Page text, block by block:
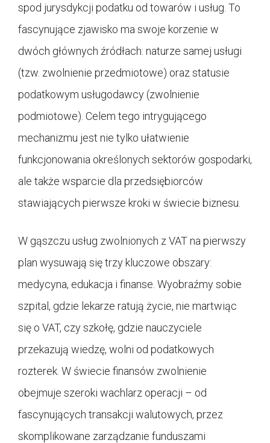
spod jurysdykcji podatku od towarów i usług. To
fascynujące zjawisko ma swoje korzenie w
dwóch głównych źródłach: naturze samej usługi
(tzw. zwolnienie przedmiotowe) oraz statusie
podatkowym usługodawcy (zwolnienie
podmiotowe). Celem tego intrygującego
mechanizmu jest nie tylko ułatwienie
funkcjonowania określonych sektorów gospodarki,
ale także wsparcie dla przedsiębiorców
stawiających pierwsze kroki w świecie biznesu.
W gąszczu usług zwolnionych z VAT na pierwszy
plan wysuwają się trzy kluczowe obszary:
medycyna, edukacja i finanse. Wyobraźmy sobie
szpital, gdzie lekarze ratują życie, nie martwiąc
się o VAT, czy szkołę, gdzie nauczyciele
przekazują wiedzę, wolni od podatkowych
rozterek. W świecie finansów zwolnienie
obejmuje szeroki wachlarz operacji – od
fascynujących transakcji walutowych, przez
skomplikowane zarządzanie funduszami